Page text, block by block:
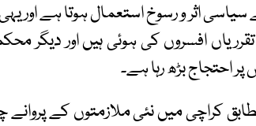
سیاسی اثر و رسوخ استعمال ہوتا ہے
تقرریاں افسروں کی ہوئی ہیں اور
احتجاج بڑھ رہا ہے۔
کراچی میں نئی ملازمتوں کے